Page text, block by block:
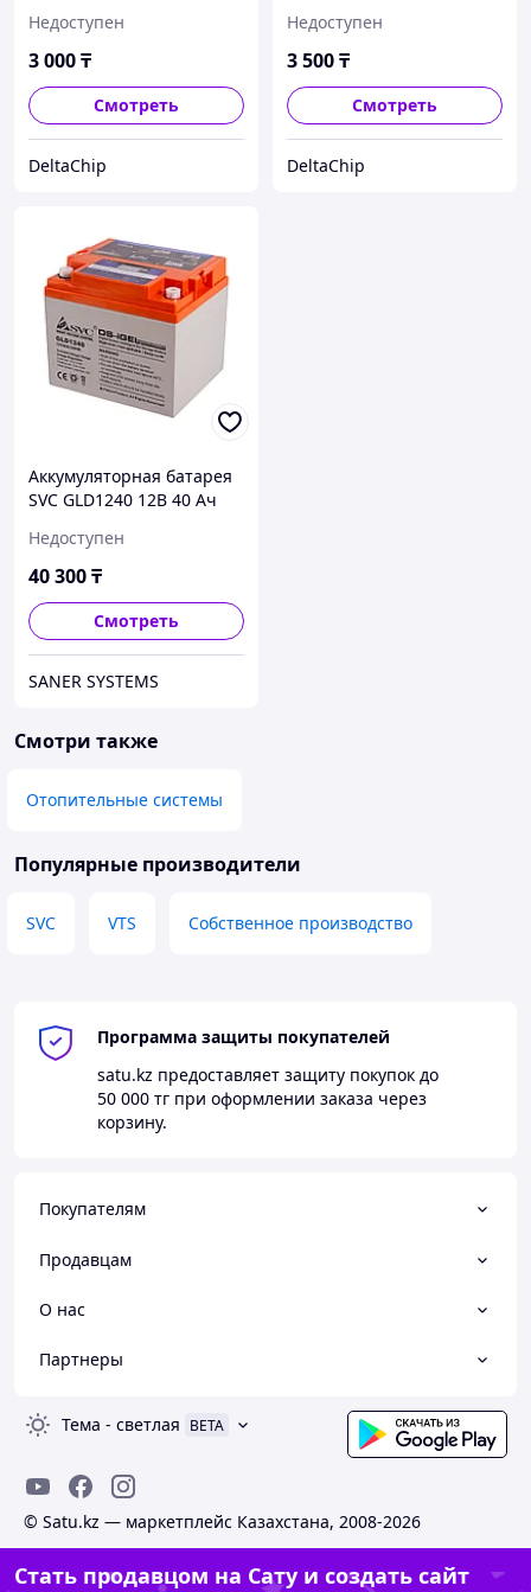
Недоступен
3 000₸
Смотреть
DeltaChip
адаптером откл
Недоступен
3 500₸
Смотреть
DeltaChip
Аккумуляторная батарея
SVC GLD1240 12В 40 Ач
Недоступен
40 300₸
Смотреть
SANER SYSTEMS
Смотри также
Отопительные системы
Популярные производители
SVC VTS Собственное производство
Программа защиты покупателей
satu.kz предоставляет защиту покупок до
50 000 тг при оформлении заказа через
корзину.
Покупателям
Продавцам
О нас
Партнеры
Тема - светлая BETA
© Satu.kz — маркетплейс Казахстана, 2008-2026
Стать продавцом на Сату и создать сайт